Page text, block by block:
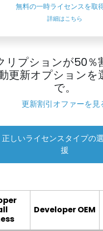
無料の一時ライセンスを取
詳細はこちら
リプションが50％
更新オプションを
で。
更新割引オファーを見
正しいライセンスタイプの
援
Developer OEM